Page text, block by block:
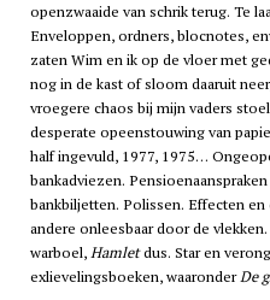
openzwaaide van schrik terug. Te
Enveloppen, ordners, blocnotes,
zaten Wim en ik op de vloer met
nog in de kast of sloom daaruit
vroegere chaos bij mijn vaders
desperate opeenstouwing van
half ingevuld, 1977, 1975…
bankadviezen.
bankbiljetten. Polissen. Effecten
andere onleesbaar door de
warboel,Hamletdus. Star en
exlievelingsboeken, waaronderDe